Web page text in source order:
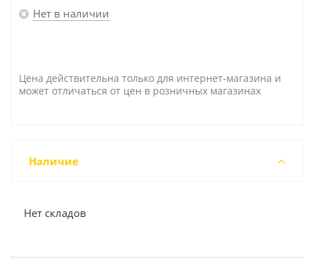
Нет в наличии
Цена действительна только для интернет-магазина и
может отличаться от цен в розничных магазинах
Наличие
Нет складов